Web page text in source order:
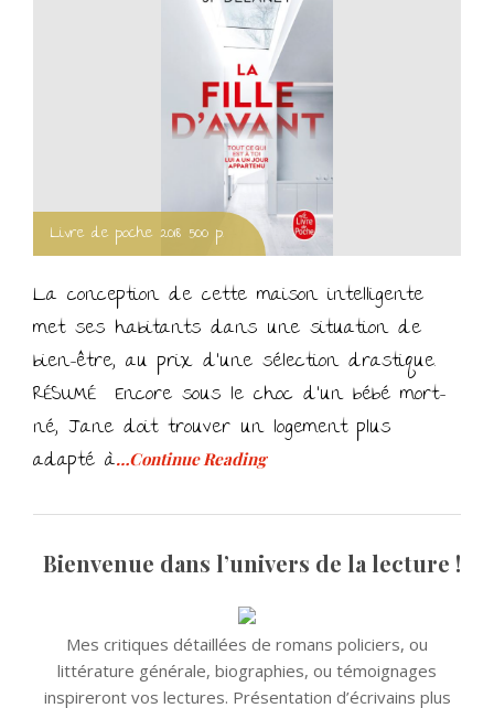
Livre de poche 2018 500 p.
La conception de cette maison intelligente
met ses habitants dans une situation de
bien-être, au prix d’une sélection drastique.
RÉSUMÉ Encore sous le choc d’un bébé mort-
né, Jane doit trouver un logement plus
adapté à…Continue Reading
Bienvenue dans l’univers de la lecture !
Mes critiques détaillées de romans policiers, ou
littérature générale, biographies, ou témoignages
inspireront vos lectures. Présentation d’écrivains plus